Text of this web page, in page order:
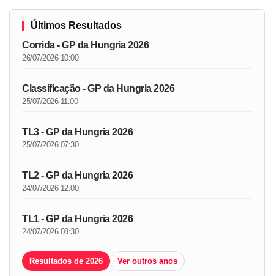
Últimos Resultados
Corrida - GP da Hungria 2026
26/07/2026 10:00
Classificação - GP da Hungria 2026
25/07/2026 11:00
TL3 - GP da Hungria 2026
25/07/2026 07:30
TL2 - GP da Hungria 2026
24/07/2026 12:00
TL1 - GP da Hungria 2026
24/07/2026 08:30
Resultados de 2026 Ver outros anos